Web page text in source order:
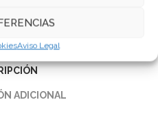
Aviso Legal
ADICIONAL